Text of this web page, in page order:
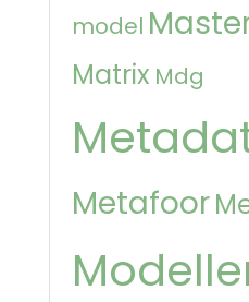
model
Matrix Mdg
Metafoor